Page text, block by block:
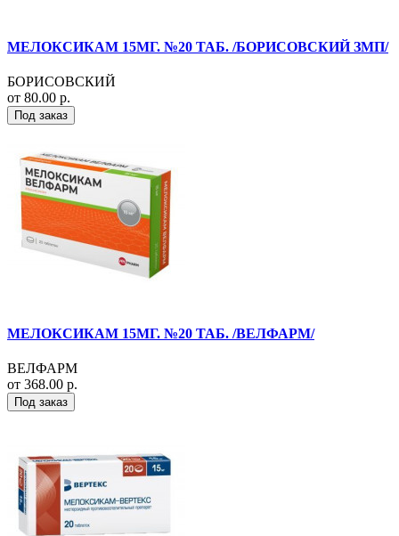
МЕЛОКСИКАМ 15МГ. №20 ТАБ. /БОРИСОВСКИЙ ЗМП/
БОРИСОВСКИЙ
от 80.00 р.
Под заказ
МЕЛОКСИКАМ 15МГ. №20 ТАБ. /ВЕЛФАРМ/
ВЕЛФАРМ
от 368.00 р.
Под заказ